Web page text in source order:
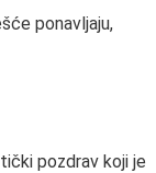
ponavljaju,
pozdrav koji je